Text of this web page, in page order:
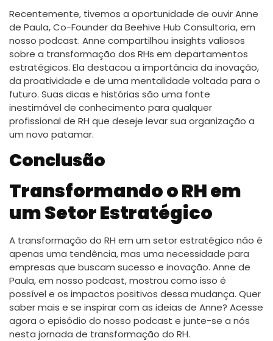
Recentemente, tivemos a oportunidade de ouvir Anne
de Paula, Co-Founder da Beehive Hub Consultoria, em
nosso podcast. Anne compartilhou insights valiosos
sobre a transformação dos RHs em departamentos
estratégicos. Ela destacou a importância da inovação,
da proatividade e de uma mentalidade voltada para o
futuro. Suas dicas e histórias são uma fonte
inestimável de conhecimento para qualquer
profissional de RH que deseje levar sua organização a
um novo patamar.
Conclusão
Transformando o RH em
um Setor Estratégico
A transformação do RH em um setor estratégico não é
apenas uma tendência, mas uma necessidade para
empresas que buscam sucesso e inovação. Anne de
Paula, em nosso podcast, mostrou como isso é
possível e os impactos positivos dessa mudança. Quer
saber mais e se inspirar com as ideias de Anne? Acesse
agora o episódio do nosso podcast e junte-se a nós
nesta jornada de transformação do RH.